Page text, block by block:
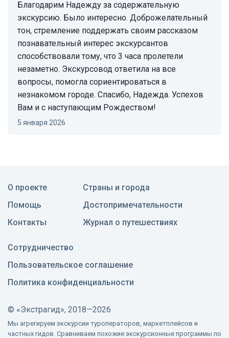
Благодарим Надежду за содержательную
экскурсию. Было интересно. Доброжелательный
тон, стремление поддержать своим рассказом
познавательный интерес экскурсантов
способствовали тому, что 3 часа пролетели
незаметно. Экскурсовод ответила на все
вопросы, помогла сориентироваться в
незнакомом городе. Спасибо, Надежда. Успехов
Вам и с наступающим Рождеством!
5 января 2026
О проекте
Помощь
Контакты
Страны и города
Достопримечательности
Журнал о путешествиях
Сотрудничество
Пользовательское соглашение
Политика конфиденциальности
© «Экстрагид», 2018—2026
Мы агрегируем экскурсии туроператоров, маркетплейсов и
частных гидов. Сравниваем похожие экскурсионные программы по